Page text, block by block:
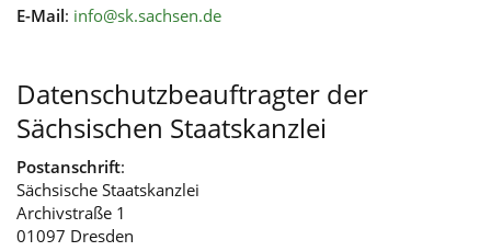
E-Mail: info@sk.sachsen.de
Datenschutzbeauftragter der
Sächsischen Staatskanzlei
Postanschrift:
Sächsische Staatskanzlei
Archivstraße 1
01097 Dresden